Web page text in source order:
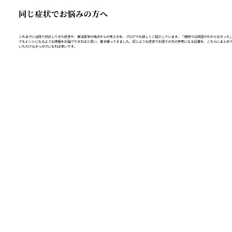
同じ症状でお悩みの方へ
これまでに当院で対応してきた症状や、東洋医学の視点からの考え方を、ブログでも詳しくご紹介しています。「病院では原因がわからなかった
でもヒントになるような情報をお届けできればと思い、書き綴ってきました。同じような症状でお困りの方の参考になる記事を、こちらにまと
いただけるきっかけになれば幸いです。